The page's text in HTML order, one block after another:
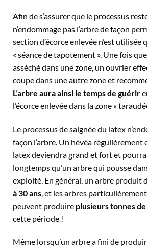
Afin de s’assurer que le processus
n’endommage pas l’arbre de façon
section d’écorce enlevée n’est utilisée
« séance de tapotement ». Une fois
asséché dans une zone, un ouvrier
coupe dans une autre zone et
L’arbre aura ainsi le temps de guérir
l’écorce enlevée dans la zone «
Le processus de saignée du latex
façon l’arbre. Un hévéa
latex deviendra grand et fort et
longtemps qu’un arbre qui pousse
exploité. En général, un arbre produit
à 30 ans , et les arbres
peuvent produire plusieurs tonnes
cette période !
Même lorsqu’un arbre a fini de